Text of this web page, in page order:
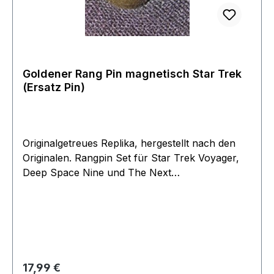
Goldener Rang Pin magnetisch Star Trek
(Ersatz Pin)
Originalgetreues Replika, hergestellt nach den
Originalen. Rangpin Set für Star Trek Voyager,
Deep Space Nine und The Next
Regulärer Preis:
17,99 €